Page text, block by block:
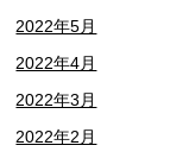
2022年5月
2022年4月
2022年3月
2022年2月